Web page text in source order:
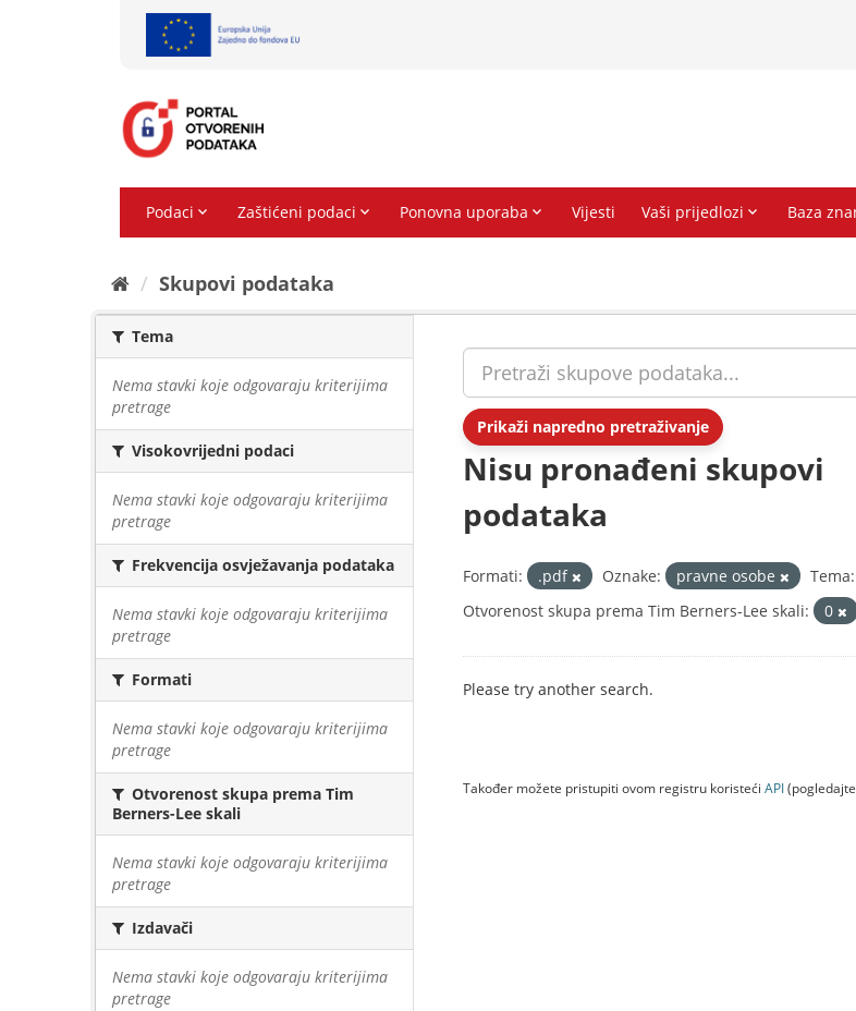
Skupovi podаtаkа
Tema
Nema stavki koje odgovaraju kriterijima
pretrage
Visokovrijedni podaci
Nema stavki koje odgovaraju kriterijima
pretrage
Frekvencija osvježavanja podataka
Nema stavki koje odgovaraju kriterijima
pretrage
Formati
Nema stavki koje odgovaraju kriterijima
pretrage
Otvorenost skupa prema Tim
Berners-Lee skali
Nema stavki koje odgovaraju kriterijima
pretrage
Izdavači
Nema stavki koje odgovaraju kriterijima
pretrage
Prikaži napredno pretraživanje
Nisu pronađeni skupovi
podataka
Formati: .pdf Oznake: pravne osobe Tema:
Otvorenost skupa prema Tim Berners-Lee skali:
0
Please try another search.
Također možete pristupiti ovom registru koristeći API(pogledajte